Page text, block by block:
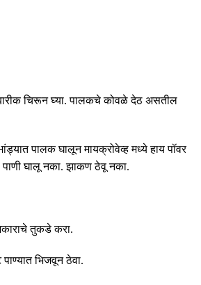
चिरून घ्या.पालकचे कोवळे देठ असतील
पालक घालून मायक्रोवेव्ह मध्ये हाय पॉवर
पाणी घालू नका.झाकण ठेवू नका.
तुकडे करा.
पाण्यात भिजवून ठेवा.